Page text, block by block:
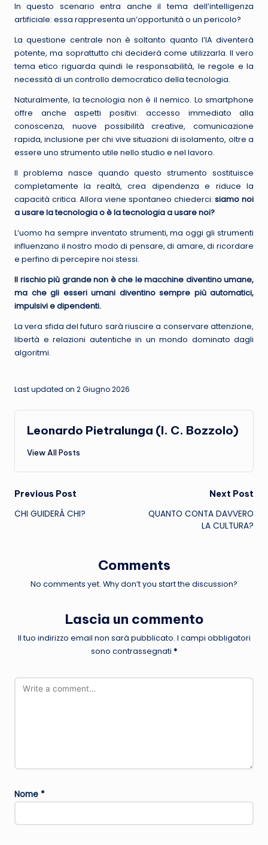
In questo scenario entra anche il tema dell’intelligenza
artificiale: essa rappresenta un’opportunità o un pericolo?
La questione centrale non è soltanto quanto l’IA diventerà
potente, ma soprattutto chi deciderà come utilizzarla. Il vero
tema etico riguarda quindi le responsabilità, le regole e la
necessità di un controllo democratico della tecnologia.
Naturalmente, la tecnologia non è il nemico. Lo smartphone
offre anche aspetti positivi: accesso immediato alla
conoscenza, nuove possibilità creative, comunicazione
rapida, inclusione per chi vive situazioni di isolamento, oltre a
essere uno strumento utile nello studio e nel lavoro.
Il problema nasce quando questo strumento sostituisce
completamente la realtà, crea dipendenza e riduce la
capacità critica. Allora viene spontaneo chiederci:siamo noi
a usare la tecnologia o è la tecnologia a usare noi?
L’uomo ha sempre inventato strumenti, ma oggi gli strumenti
influenzano il nostro modo di pensare, di amare, di ricordare
e perfino di percepire noi stessi.
Il rischio più grande non è che le macchine diventino umane,
ma che gli esseri umani diventino sempre più automatici,
impulsivi e dipendenti.
La vera sfida del futuro sarà riuscire a conservare attenzione,
libertà e relazioni autentiche in un mondo dominato dagli
algoritmi.
Last updated on 2 Giugno 2026
Leonardo Pietralunga (I. C. Bozzolo)
View All Posts
Post
navigation
Previous Post
CHI GUIDERÀ CHI?
Next Post
QUANTO CONTA DAVVERO
LA CULTURA?
Comments
No comments yet. Why don’t you start the discussion?
Lascia un commento
Il tuo indirizzo email non sarà pubblicato. I campi obbligatori
sono contrassegnati *
Nome *